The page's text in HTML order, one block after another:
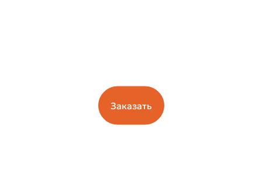
Заказать